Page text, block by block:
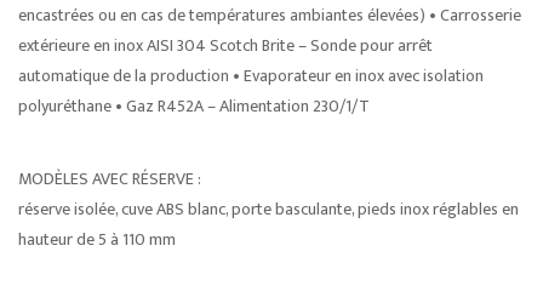
encastrées ou en cas de températures ambiantes élevées) • Carrosserie
extérieure en inox AISI 304 Scotch Brite – Sonde pour arrêt
automatique de la production • Evaporateur en inox avec isolation
polyuréthane • Gaz R452A – Alimentation 230/1/T
MODÈLES AVEC RÉSERVE :
réserve isolée, cuve ABS blanc, porte basculante, pieds inox réglables en
hauteur de 5 à 110 mm